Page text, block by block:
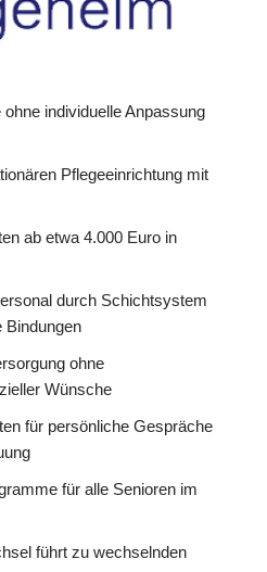
individuelle Anpassung
Pflegeeinrichtung mit
ab etwa 4.000 Euro in
durch Schichtsystem
Bindungen
ohne
Wünsche
für persönliche Gespräche
für alle Senioren im
führt zu wechselnden